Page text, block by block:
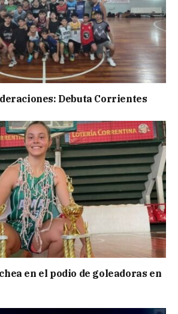
Debuta Corrientes
en el podio de goleadoras en